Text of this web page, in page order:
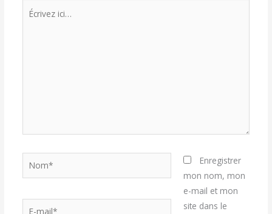
Écrivez
Nom*
Enregistrer
mon nom, mon
e-mail et mon
site dans le